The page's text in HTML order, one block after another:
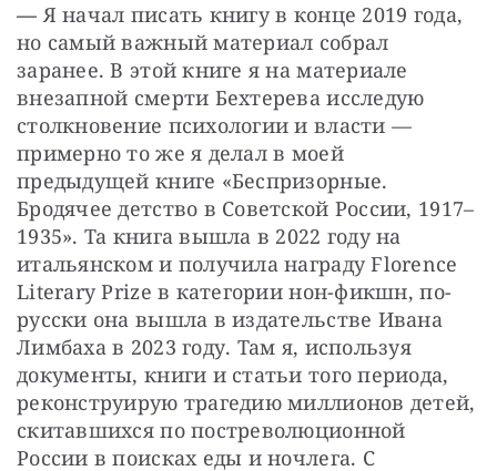
— Я начал писать книгу в конце 2019 года,
но самый важный материал собрал
заранее. В этой книге я на материале
внезапной смерти Бехтерева исследую
столкновение психологии и власти —
примерно то же я делал в моей
предыдущей книге «Беспризорные.
Бродячее детство в Советской России, 1917–
1935». Та книга вышла в 2022 году на
итальянском и получила награду Florence
Literary Prize в категории нон-фикшн, по-
русски она вышла в издательстве Ивана
Лимбаха в 2023 году. Там я, используя
документы, книги и статьи того периода,
реконструирую трагедию миллионов детей,
скитавшихся по постреволюционной
России в поисках еды и ночлега. С